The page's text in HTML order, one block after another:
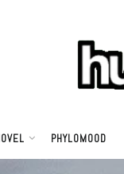
PHYLOMOOD